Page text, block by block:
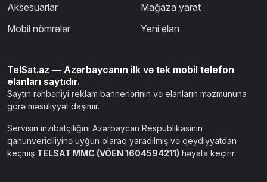
Aksesuarlar
Mobil nömrələr
Mağaza yarat
Yeni elan
TelSat.az — Azərbaycanın ilk və tək mobil telefon
elanları saytıdır.
Saytın rəhbərliyi reklam bannerlərinin və elanların məzmununa
görə məsuliyyət daşımır.
Servisin inzibatçılığını Azərbaycan Respublikasının
qanunvericiliyinə uyğun olaraq yaradılmış və qeydiyyatdan
keçmiş TELSAT MMC (VÖEN 1604594211) həyata keçirir.